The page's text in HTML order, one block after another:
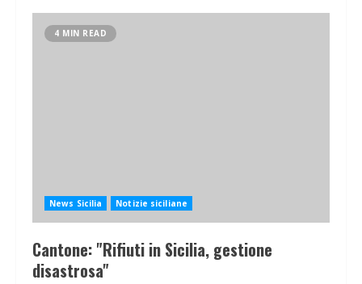
4 MIN READ
News Sicilia Notizie siciliane
Cantone: "Rifiuti in Sicilia, gestione
disastrosa"